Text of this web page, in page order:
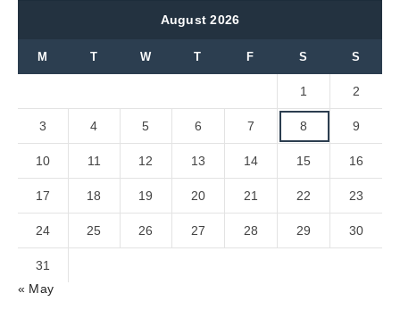
August 2026
M T W T F S S
1 2
3 4 5 6 7 8 9
10 11 12 13 14 15 16
17 18 19 20 21 22 23
24 25 26 27 28 29 30
31
« May